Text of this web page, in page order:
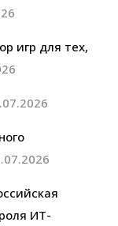
игр для тех,
ИТ-